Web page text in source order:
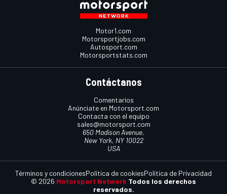
Motor1.com
Motorsportjobs.com
Autosport.com
Motorsportstats.com
Contáctanos
Comentarios
Anúnciate en Motorsport.com
Contacta con el equipo
sales@motorsport.com
650 Madison Avenue,
New York, NY 10022
USA
© 2026 Motorsport Network Todos los derechos
reservados.
Términos y condicionesPolítica de cookiesPolítica de Privacidad